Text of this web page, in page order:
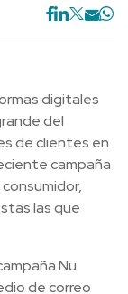
digitales
del
de clientes en
campaña
las que
Nu
de correo